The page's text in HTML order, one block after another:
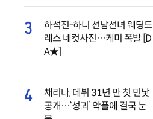
3
하석진-하니 선남선녀 웨딩드
레스 네컷사진…케미 폭발 [D
A★]
4
채리나, 데뷔 31년 만 첫 민낯
공개…‘성괴’ 악플에 결국 눈